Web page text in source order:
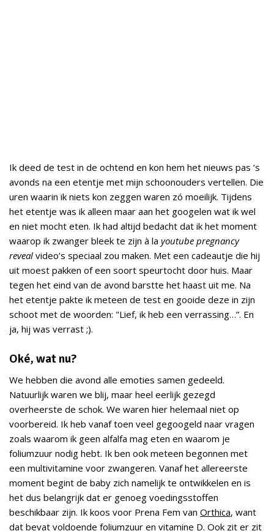
Ik deed de test in de ochtend en kon hem het nieuws pas ‘s
avonds na een etentje met mijn schoonouders vertellen. Die
uren waarin ik niets kon zeggen waren zó moeilijk. Tijdens
het etentje was ik alleen maar aan het googelen wat ik wel
en niet mocht eten. Ik had altijd bedacht dat ik het moment
waarop ik zwanger bleek te zijn à la youtube pregnancy
reveal video’s speciaal zou maken. Met een cadeautje die hij
uit moest pakken of een soort speurtocht door huis. Maar
tegen het eind van de avond barstte het haast uit me. Na
het etentje pakte ik meteen de test en gooide deze in zijn
schoot met de woorden: "Lief, ik heb een verrassing…”. En
ja, hij was verrast ;).
Oké, wat nu?
We hebben die avond alle emoties samen gedeeld.
Natuurlijk waren we blij, maar heel eerlijk gezegd
overheerste de schok. We waren hier helemaal niet op
voorbereid. Ik heb vanaf toen veel gegoogeld naar vragen
zoals waarom ik geen alfalfa mag eten en waarom je
foliumzuur nodig hebt. Ik ben ook meteen begonnen met
een multivitamine voor zwangeren. Vanaf het allereerste
moment begint de baby zich namelijk te ontwikkelen en is
het dus belangrijk dat er genoeg voedingsstoffen
beschikbaar zijn. Ik koos voor Prena Fem van Orthica, want
dat bevat voldoende foliumzuur en vitamine D. Ook zit er zit